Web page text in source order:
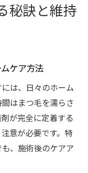
秘訣と維持
ケア方法
は、日々のホーム
はまつ毛を濡らさ
が完全に定着する
意が必要です。特
、施術後のケアア